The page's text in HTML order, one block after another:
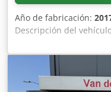
Año de fabricación:
Descripción del
H AÑO 2017 acc.
capacidad de
altura de elevación
metros de altura libre